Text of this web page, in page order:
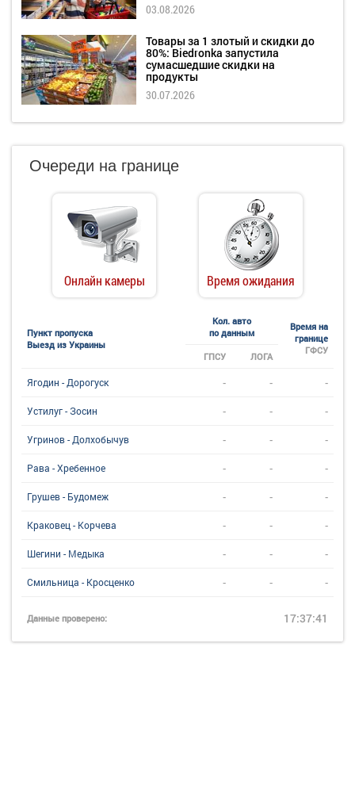
03.08.2026
Товары за 1 злотый и скидки до
80%: Biedronka запустила
сумасшедшие скидки на
продукты
30.07.2026
Очереди на границе
Онлайн камеры Время ожидания
Пункт пропуска
Выезд из Украины
Кол. авто
по данным
Время на
границе
ГФСУ
ГПСУ ЛОГА
Ягодин - Дорогуск - - -
Устилуг - Зосин - - -
Угринов - Долхобычув - - -
Рава - Хребенное - - -
Грушев - Будомеж - - -
Краковец - Корчева - - -
Шегини - Медыка - - -
Смильница - Кросценко - - -
Данные проверено: 17:37:41